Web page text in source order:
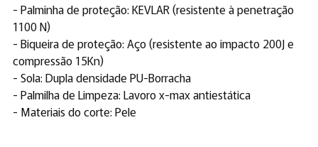
- Palminha de proteção: KEVLAR (resistente à penetração
1100 N)
- Biqueira de proteção: Aço (resistente ao impacto 200J e
compressão 15Kn)
- Sola: Dupla densidade PU-Borracha
- Palmilha de Limpeza: Lavoro x-max antiestática
- Materiais do corte: Pele